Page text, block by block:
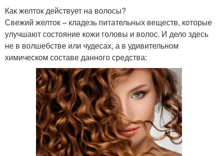
Как желток действует на волосы?
Свежий желток – кладезь питательных веществ, которые
улучшают состояние кожи головы и волос. И дело здесь
не в волшебстве или чудесах, а в удивительном
химическом составе данного средства: